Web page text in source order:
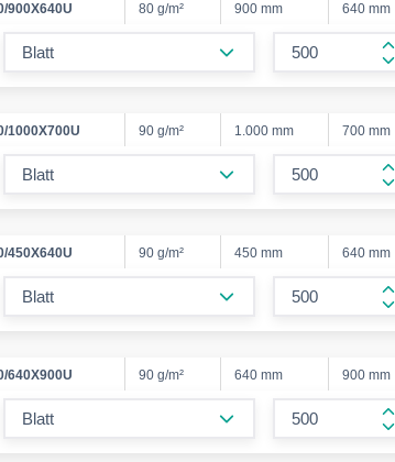
900X640U 80 g/m² 900 mm 640 mm
1000X700U 90 g/m² 1.000 mm 700 mm
450X640U 90 g/m² 450 mm 640 mm
640X900U 90 g/m² 640 mm 900 mm